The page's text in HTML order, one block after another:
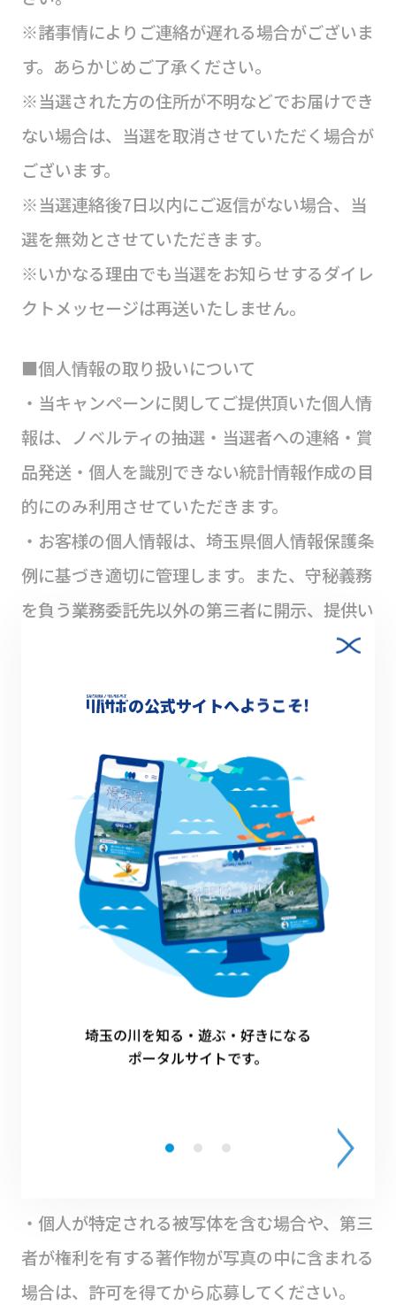
※諸事情によりご連絡が遅れる場合がございま
す。あらかじめご了承ください。
※当選された方の住所が不明などでお届けでき
ない場合は、当選を取消させていただく場合が
ございます。
※当選連絡後7日以内にご返信がない場合、当
選を無効とさせていただきます。
※いかなる理由でも当選をお知らせするダイレ
クトメッセージは再送いたしません。
■個人情報の取り扱いについて
・当キャンペーンに関してご提供頂いた個人情
報は、ノベルティの抽選・当選者への連絡・賞
品発送・個人を識別できない統計情報作成の目
的にのみ利用させていただきます。
・お客様の個人情報は、埼玉県個人情報保護条
例に基づき適切に管理します。また、守秘義務
を負う業務委託先以外の第三者に開示、提供い
■注意事項
クリングを実施した１日につき１回まで応募い
ただけます。なお、他の企画に応募した作品は
除いてください。
・本キャンペーンの応募にかかる通信料金など
の一切の費用は、応募者の負担となります。
・不正行為があると判断した場合は、該当者の
応募は無効とすることがあります。
せていただく場合があります。
・抽選方法や当選についてのお問い合わせは受
・個人が特定される被写体を含む場合や、第三
者が権利を有する著作物が写真の中に含まれる
場合は、許可を得てから応募してください。
の公式サイトへようこそ!
埼玉の川を知る・遊ぶ・好きになる
ポータルサイトです。